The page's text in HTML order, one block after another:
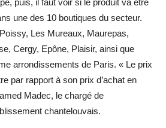
puis, il faut voir si le produit va être
une des 10 boutiques du secteur.
Les Mureaux, Maurepas,
Cergy, Epône, Plaisir, ainsi que
arrondissements de Paris. « Le prix
par rapport à son prix d’achat en
Madec, le chargé de
chantelouvais.